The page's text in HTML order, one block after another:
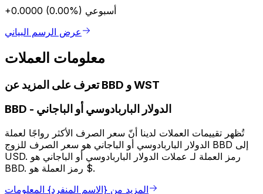
+0.0000 (0.00%) أسبوعي
عرض الرسم البياني
معلومات العملات
تعرف على المزيد عن BBD و WST
BBD - الدولار الباربادوسي أو الباجاني
تُظهر تقييمات العملات لدينا أنّ سعر الصرف الأكثر رواجًا لعملة
الدولار الباربادوسي أو الباجاني هو سعر الصرف للزوج BBD إلى
USD. رمز العملة لـ عملات الدولار الباربادوسي أو الباجاني هو
BBD. رمز العملة هو $.
المزيد من {الاسم المنفرد} المعلومات